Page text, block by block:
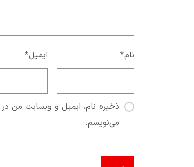
نام* ایمیل*
ذخیره نام، ایمیل و وبسایت من در
می‌نویسم.